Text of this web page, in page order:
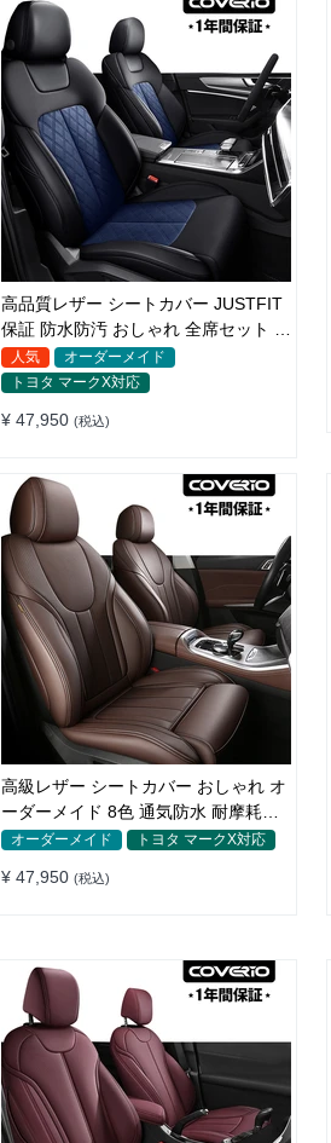
高品質レザー シートカバー JUSTFIT
保証 防水防汚 おしゃれ 全席セット オ
ーダーメイド
人気
オーダーメイド
トヨタ マークX対応
¥ 47,950 (税込)
高級レザー シートカバー おしゃれ オ
ーダーメイド 8色 通気防水 耐摩耗性
全席セット
オーダーメイド トヨタ マークX対応
¥ 47,950 (税込)